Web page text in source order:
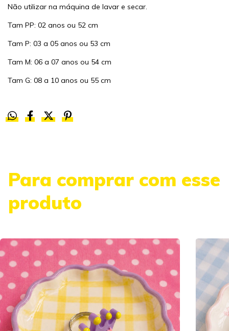
Não utilizar na máquina de lavar e secar.
Tam PP: 02 anos ou 52 cm
Tam P: 03 a 05 anos ou 53 cm
Tam M: 06 a 07 anos ou 54 cm
Tam G: 08 a 10 anos ou 55 cm
Para comprar com esse
produto